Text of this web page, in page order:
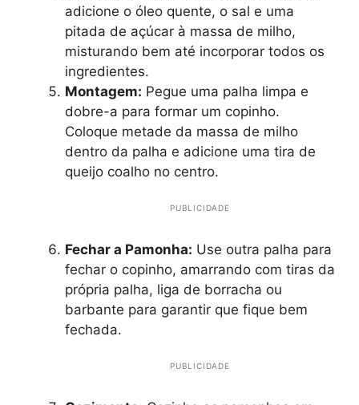
adicione o óleo quente, o sal e uma
pitada de açúcar à massa de milho,
misturando bem até incorporar todos os
ingredientes.
Montagem: Pegue uma palha limpa e
dobre-a para formar um copinho.
Coloque metade da massa de milho
dentro da palha e adicione uma tira de
queijo coalho no centro.
PUBLICIDADE
Fechar a Pamonha: Use outra palha para
fechar o copinho, amarrando com tiras da
própria palha, liga de borracha ou
barbante para garantir que fique bem
fechada.
PUBLICIDADE